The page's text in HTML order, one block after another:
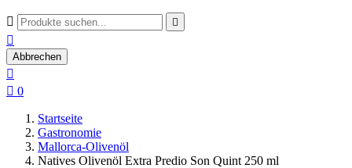
 

Abbrechen

 0
Startseite
Gastronomie
Mallorca-Olivenöl
Natives Olivenöl Extra Predio Son Quint 250 ml